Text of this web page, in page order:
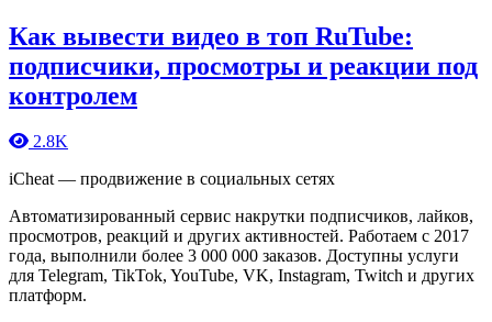
Как вывести видео в топ RuTube:
подписчики, просмотры и реакции под
контролем
2.8K
iCheat — продвижение в социальных сетях
Автоматизированный сервис накрутки подписчиков, лайков,
просмотров, реакций и других активностей. Работаем с 2017
года, выполнили более 3 000 000 заказов. Доступны услуги
для Telegram, TikTok, YouTube, VK, Instagram, Twitch и других
платформ.